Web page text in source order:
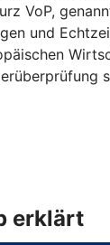
VoP,
und
erklärt